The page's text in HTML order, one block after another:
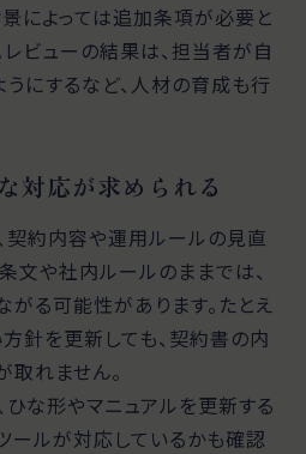
によっては追加条項が必要と
レビューの結果は、担当者が自
にするなど、人材の育成も行
対応が求められる
契約内容や運用ルールの見直
文や社内ルールのままでは、
る可能性があります。たとえ
針を更新しても、契約書の内
れません。
な形やマニュアルを更新する
ールが対応しているかも確認